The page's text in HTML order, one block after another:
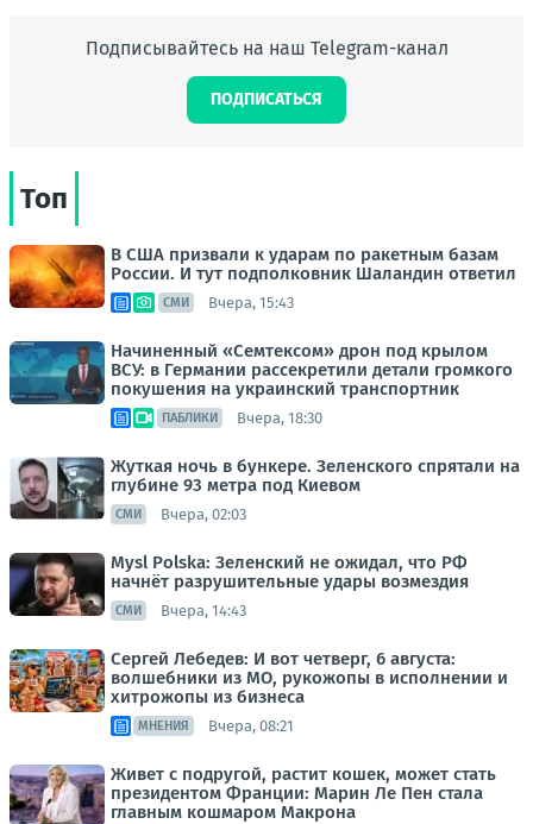
Подписывайтесь на наш Telegram-канал
ПОДПИСАТЬСЯ
Топ
В США призвали к ударам по ракетным базам
России. И тут подполковник Шаландин ответил
СМИ Вчера, 15:43
Начиненный «Семтексом» дрон под крылом
ВСУ: в Германии рассекретили детали громкого
покушения на украинский транспортник
ПАБЛИКИ Вчера, 18:30
Жуткая ночь в бункере. Зеленского спрятали на
глубине 93 метра под Киевом
СМИ Вчера, 02:03
Mysl Polska: Зеленский не ожидал, что РФ
начнёт разрушительные удары возмездия
СМИ Вчера, 14:43
Сергей Лебедев: И вот четверг, 6 августа:
волшебники из МО, рукожопы в исполнении и
хитрожопы из бизнеса
МНЕНИЯ Вчера, 08:21
Живет с подругой, растит кошек, может стать
президентом Франции: Марин Ле Пен стала
главным кошмаром Макрона